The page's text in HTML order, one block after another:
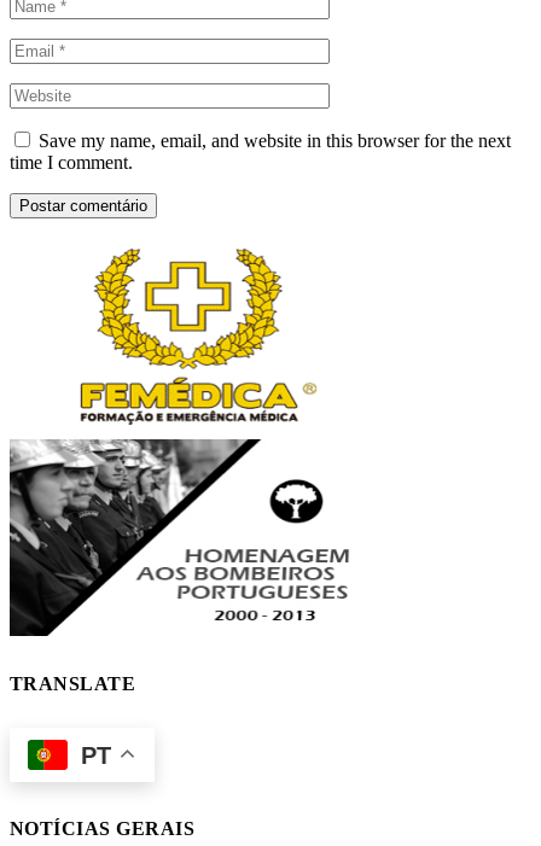
Save my name, email, and website in this browser for the next
time I comment.
TRANSLATE
PT
NOTÍCIAS GERAIS